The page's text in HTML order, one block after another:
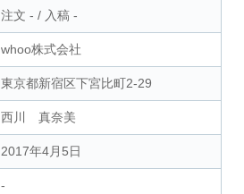
注文 - / 入稿 -
whoo株式会社
東京都新宿区下宮比町2-29
西川 真奈美
2017年4月5日
-